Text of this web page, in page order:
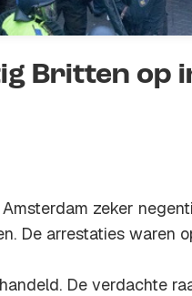
Britten op
zeker
De arrestaties waren
De verdachte